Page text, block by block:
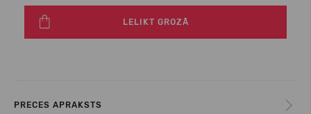
LELIKT GROZĀ
PRECES APRAKSTS